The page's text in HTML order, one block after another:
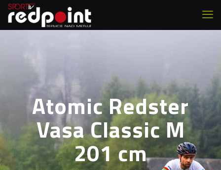
Atomic Redster
Vasa Classic M
201 cm